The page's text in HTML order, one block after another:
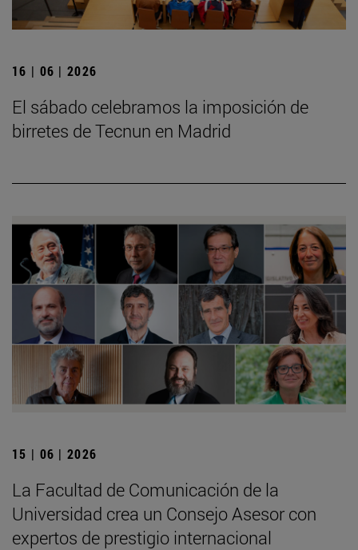
16 | 06 | 2026
El sábado celebramos la imposición de
birretes de Tecnun en Madrid
15 | 06 | 2026
La Facultad de Comunicación de la
Universidad crea un Consejo Asesor con
expertos de prestigio internacional